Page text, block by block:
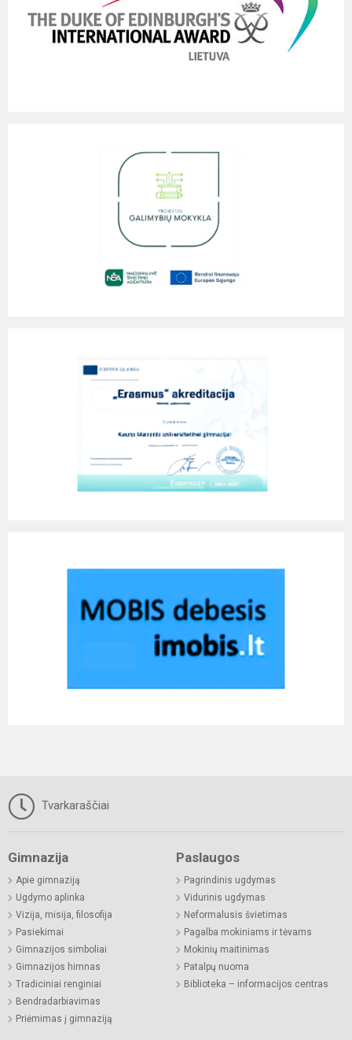
Tvarkaraščiai
Gimnazija
Apie gimnaziją
Ugdymo aplinka
Vizija, misija, filosofija
Pasiekimai
Gimnazijos simboliai
Gimnazijos himnas
Tradiciniai renginiai
Bendradarbiavimas
Priėmimas į gimnaziją
Paslaugos
Pagrindinis ugdymas
Vidurinis ugdymas
Neformalusis švietimas
Pagalba mokiniams ir tėvams
Mokinių maitinimas
Patalpų nuoma
Biblioteka – informacijos centras